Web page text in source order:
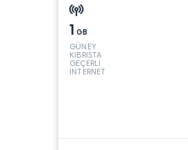
1 GB
GÜNEY
KIBRISTA
GEÇERLİ
İNTERNET